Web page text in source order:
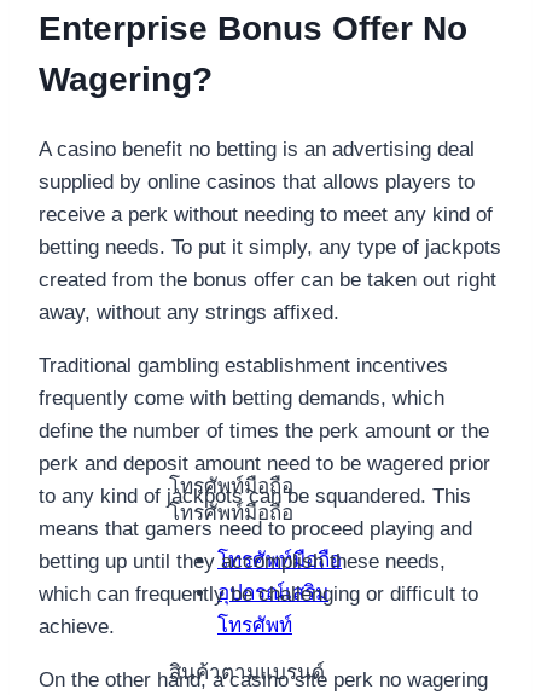
โทรศัพท์มือถือ
โทรศัพท์มือถือ
โทรศัพท์มือถือ
อุปกรณ์เสริม
โทรศัพท์
สินค้าตามแบรนด์
Enterprise Bonus Offer No
Wagering?
A casino benefit no betting is an advertising deal
supplied by online casinos that allows players to
receive a perk without needing to meet any kind of
betting needs. To put it simply, any type of jackpots
created from the bonus offer can be taken out right
away, without any strings affixed.
Traditional gambling establishment incentives
frequently come with betting demands, which
define the number of times the perk amount or the
perk and deposit amount need to be wagered prior
to any kind of jackpots can be squandered. This
means that gamers need to proceed playing and
betting up until they accomplish these needs,
which can frequently be challenging or difficult to
achieve.
On the other hand, a casino site perk no wagering